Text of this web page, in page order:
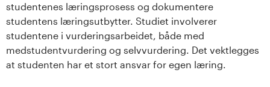
studentenes læringsprosess og dokumentere
studentens læringsutbytter. Studiet involverer
studentene i vurderingsarbeidet, både med
medstudentvurdering og selvvurdering. Det vektlegges
at studenten har et stort ansvar for egen læring.